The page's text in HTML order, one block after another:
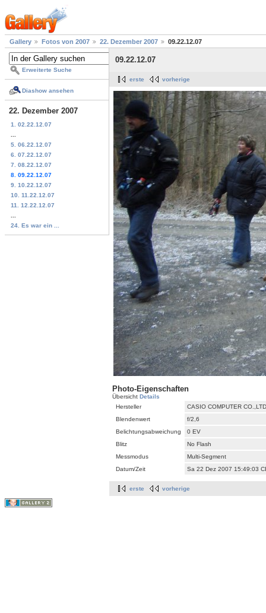
Gallery Fotos von 2007 22. Dezember 2007 09.22.12.07
Erweiterte Suche
Diashow ansehen
22. Dezember 2007
1. 02.22.12.07
5. 06.22.12.07
6. 07.22.12.07
7. 08.22.12.07
8. 09.22.12.07
9. 10.22.12.07
10. 11.22.12.07
11. 12.22.12.07
24. Es war ein ...
09.22.12.07
erste vorherige
Photo-Eigenschaften
Übersicht Details
Hersteller
CASIO COMPUTER CO.,LTD
Blendenwert
f/2,6
Belichtungsabweichung
0 EV
Blitz
No Flash
Messmodus
Multi-Segment
Datum/Zeit
Sa 22 Dez 2007 15:49:03
erste vorherige